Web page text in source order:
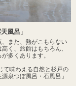
風呂」
また、熱がこもらない
く、旅館はもちろん、
多くあります。
て味わえる自然と杉戸の
泉つぼ風呂・石風呂」